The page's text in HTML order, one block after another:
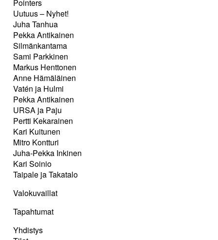
Pointers
Uutuus – Nyhet!
Juha Tanhua
Pekka Antikainen
Silmänkantama
Sami Parkkinen
Markus Henttonen
Anne Hämäläinen
Vatén ja Hulmi
Pekka Antikainen
URSA ja Paju
Pertti Kekarainen
Kari Kuitunen
Mitro Kontturi
Juha-Pekka Inkinen
Kari Soinio
Taipale ja Takatalo
Valokuvaillat
Tapahtumat
Yhdistys